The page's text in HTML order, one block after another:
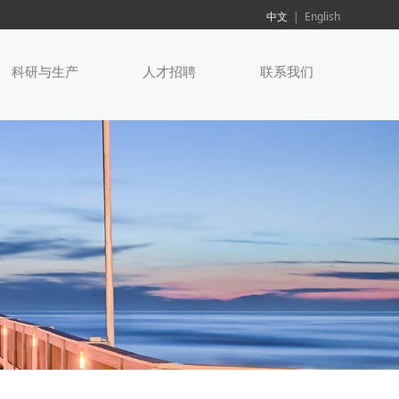
科研与生产 人才招聘 联系我们
中文 | English